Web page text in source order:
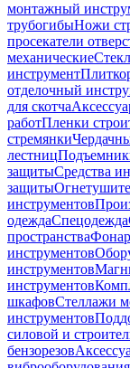
монтажный
трубогибыНожи
просекатели
механические
инструмент
отделочный
для скотча
работПленки
стремянки
лестниц
защитыСредства
защиты
инструментов
одеждаСпецодежда
пространства
инструментов
инструментов
инструментов
шкафовСтеллажи
инструментов
силовой и
бензорезов